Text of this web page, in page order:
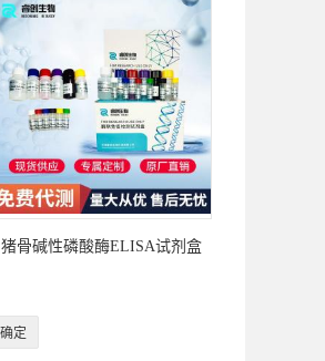
猪骨碱性磷酸酶ELISA试剂盒